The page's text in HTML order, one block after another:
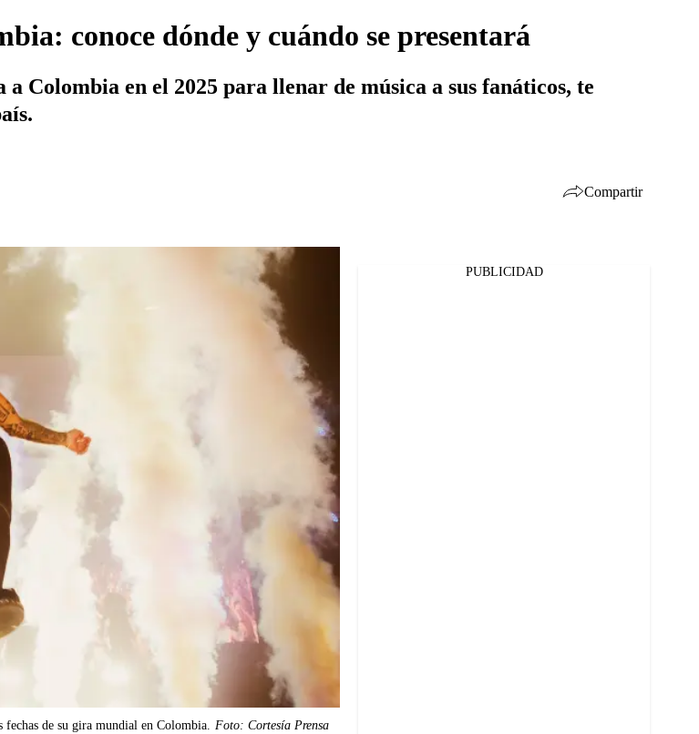
conoce dónde y cuándo se presentará
Colombia en el 2025 para llenar de música a sus fanáticos, te
Compartir
fechas de su gira mundial en Colombia. Foto: Cortesía Prensa
PUBLICIDAD